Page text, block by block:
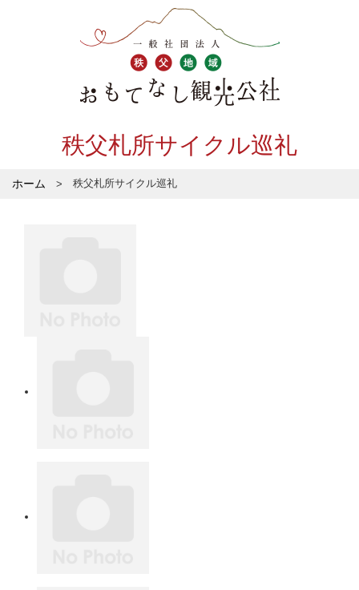
秩父札所サイクル巡礼
ホーム 秩父札所サイクル巡礼